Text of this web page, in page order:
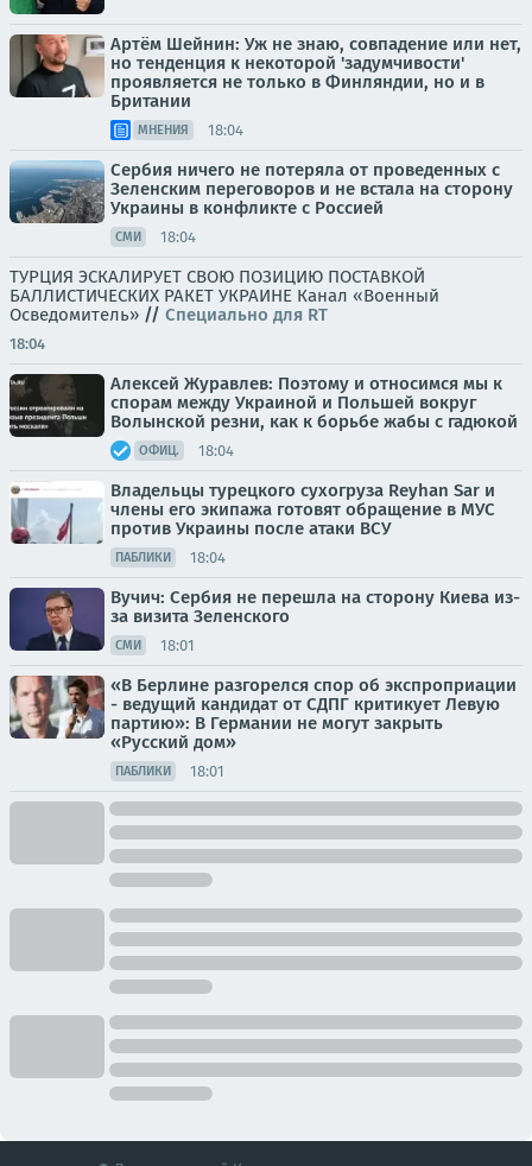
Артём Шейнин: Уж не знаю, совпадение или нет,
но тенденция к некоторой 'задумчивости'
проявляется не только в Финляндии, но и в
Британии
МНЕНИЯ 18:04
Сербия ничего не потеряла от проведенных с
Зеленским переговоров и не встала на сторону
Украины в конфликте с Россией
СМИ 18:04
ТУРЦИЯ ЭСКАЛИРУЕТ СВОЮ ПОЗИЦИЮ ПОСТАВКОЙ
БАЛЛИСТИЧЕСКИХ РАКЕТ УКРАИНЕ Канал «Военный
Осведомитель» // Специально для RT
18:04
Алексей Журавлев: Поэтому и относимся мы к
спорам между Украиной и Польшей вокруг
Волынской резни, как к борьбе жабы с гадюкой
ОФИЦ. 18:04
Владельцы турецкого сухогруза Reyhan Sar и
члены его экипажа готовят обращение в МУС
против Украины после атаки ВСУ
ПАБЛИКИ 18:04
Вучич: Сербия не перешла на сторону Киева из-
за визита Зеленского
СМИ 18:01
«В Берлине разгорелся спор об экспроприации
- ведущий кандидат от СДПГ критикует Левую
партию»: В Германии не могут закрыть
«Русский дом»
ПАБЛИКИ 18:01